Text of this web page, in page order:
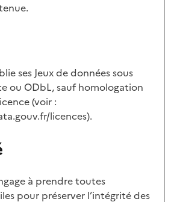
ses Jeux de données sous
ou ODbL, sauf homologation
(voir :
licences).
à prendre toutes
pour préserver l’intégrité des